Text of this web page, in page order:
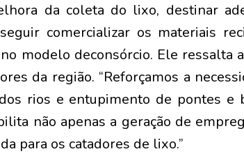
da coleta do lixo, destinar
comercializar os materiais
modelo deconsórcio. Ele ressalta
da região. “Reforçamos a
rios e entupimento de pontes e
não apenas a geração de
para os catadores de lixo.”